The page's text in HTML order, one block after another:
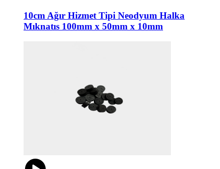
10cm Ağır Hizmet Tipi Neodyum Halka
Mıknatıs 100mm x 50mm x 10mm